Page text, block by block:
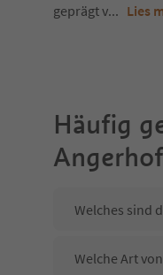
geprägt v... Lies
Häufig
Angerhof
Welches sind
Welche Art